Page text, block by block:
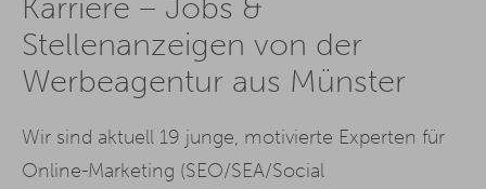
Karriere – Jobs &
Stellenanzeigen von der
Werbeagentur aus Münster
Wir sind aktuell 19 junge, motivierte Experten für
Online-Marketing (SEO/SEA/Social